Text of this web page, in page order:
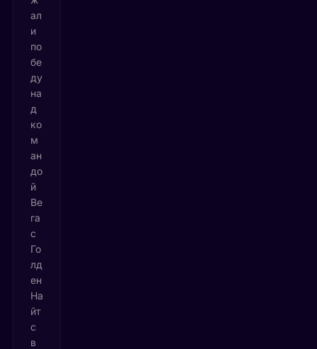
ал
и
по
бе
ду
на
д
ко
м
ан
до
й
Ве
га
с
Го
лд
ен
На
йт
с
в